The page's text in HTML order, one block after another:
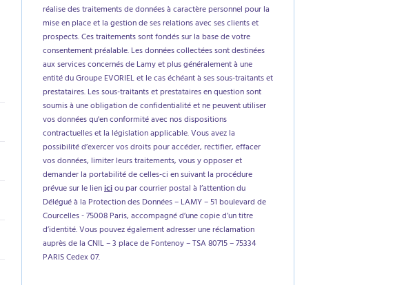
réalise des traitements de données à caractère personnel pour la
mise en place et la gestion de ses relations avec ses clients et
prospects. Ces traitements sont fondés sur la base de votre
consentement préalable. Les données collectées sont destinées
aux services concernés de Lamy et plus généralement à une
entité du Groupe EVORIEL et le cas échéant à ses sous-traitants et
prestataires. Les sous-traitants et prestataires en question sont
soumis à une obligation de confidentialité et ne peuvent utiliser
vos données qu'en conformité avec nos dispositions
contractuelles et la législation applicable. Vous avez la
possibilité d’exercer vos droits pour accéder, rectifier, effacer
vos données, limiter leurs traitements, vous y opposer et
demander la portabilité de celles-ci en suivant la procédure
prévue sur le lieniciou par courrier postal à l’attention du
Délégué à la Protection des Données – LAMY – 51 boulevard de
Courcelles - 75008 Paris, accompagné d’une copie d’un titre
d’identité. Vous pouvez également adresser une réclamation
auprès de la CNIL – 3 place de Fontenoy – TSA 80715 – 75334
PARIS Cedex 07.